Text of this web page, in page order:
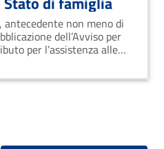
non meno di
dell’Avviso per
per l’assistenza alle